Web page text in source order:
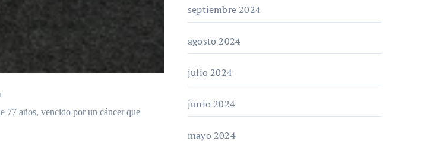
77 años, vencido por un cáncer que
septiembre 2024
agosto 2024
julio 2024
junio 2024
mayo 2024